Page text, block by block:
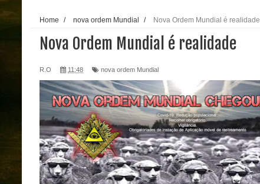
Home / nova ordem Mundial / Nova Ordem Mundial é realidade
Nova Ordem Mundial é realidade
R.O 11:48 nova ordem Mundial